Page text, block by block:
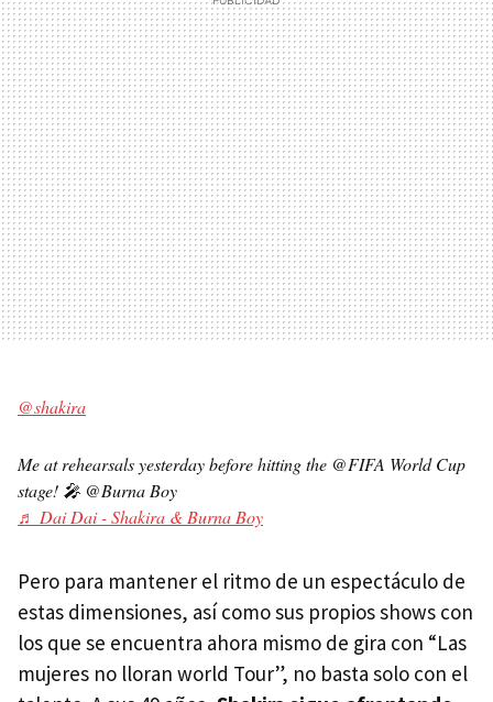
@shakira
Me at rehearsals yesterday before hitting the @FIFA World Cup
stage! 🎤 @Burna Boy
♬ Dai Dai - Shakira & Burna Boy
Pero para mantener el ritmo de un espectáculo de
estas dimensiones, así como sus propios shows con
los que se encuentra ahora mismo de gira con “Las
mujeres no lloran world Tour”, no basta solo con el